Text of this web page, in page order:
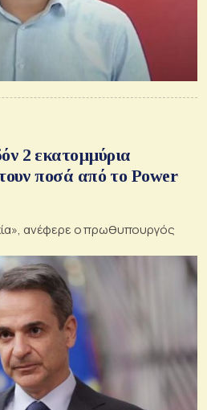
2 εκατομμύρια
ποσά από το Power
ανέφερε ο πρωθυπουργός